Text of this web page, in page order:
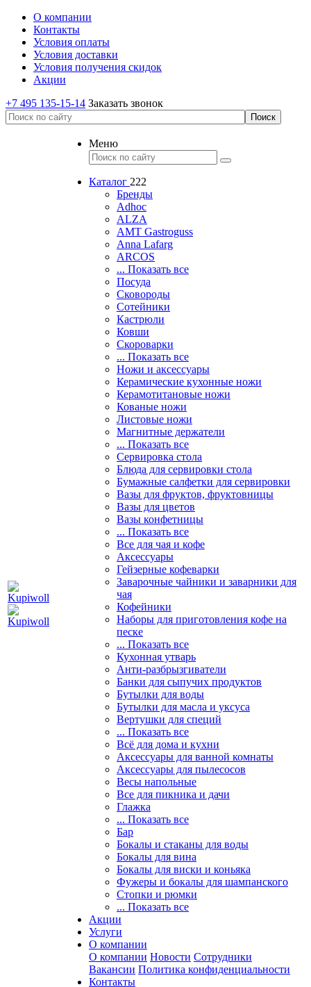
О компании
Контакты
Условия оплаты
Условия доставки
Условия получения скидок
Акции
+7 495 135-15-14 Заказать звонок
Меню
Каталог 222
Бренды
Adhoc
ALZA
AMT Gastroguss
Anna Lafarg
ARCOS
... Показать все
Посуда
Сковороды
Сотейники
Кастрюли
Ковши
Скороварки
... Показать все
Ножи и аксессуары
Керамические кухонные ножи
Керамотитановые ножи
Кованые ножи
Листовые ножи
Магнитные держатели
... Показать все
Сервировка стола
Блюда для сервировки стола
Бумажные салфетки для сервировки
Вазы для фруктов, фруктовницы
Вазы для цветов
Вазы конфетницы
... Показать все
Все для чая и кофе
Аксессуары
Гейзерные кофеварки
Заварочные чайники и заварники для
чая
Кофейники
Наборы для приготовления кофе на
песке
... Показать все
Кухонная утварь
Анти-разбрызгиватели
Банки для сыпучих продуктов
Бутылки для воды
Бутылки для масла и уксуса
Вертушки для специй
... Показать все
Всё для дома и кухни
Аксессуары для ванной комнаты
Аксессуары для пылесосов
Весы напольные
Все для пикника и дачи
Глажка
... Показать все
Бар
Бокалы и стаканы для воды
Бокалы для вина
Бокалы для виски и коньяка
Фужеры и бокалы для шампанского
Стопки и рюмки
... Показать все
Акции
Услуги
О компании
О компании Новости Сотрудники
Вакансии Политика конфиденциальности
Контакты